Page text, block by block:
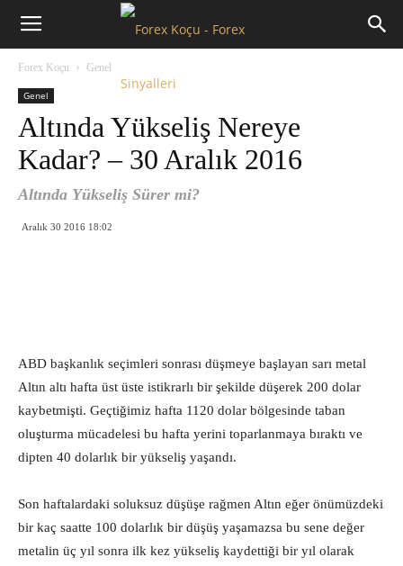
Forex
Forex Koçu Genel
Genel
Altında Yükseliş Nereye
Kadar? – 30 Aralık 2016
Altında Yükseliş Sürer mi?
Aralık 30 2016 18:02
ABD başkanlık seçimleri sonrası düşmeye başlayan sarı metal
Altın altı hafta üst üste istikrarlı bir şekilde düşerek 200 dolar
kaybetmişti. Geçtiğimiz hafta 1120 dolar bölgesinde taban
oluşturma mücadelesi bu hafta yerini toparlanmaya bıraktı ve
dipten 40 dolarlık bir yükseliş yaşandı.
Son haftalardaki soluksuz düşüşe rağmen Altın eğer önümüzdeki
bir kaç saatte 100 dolarlık bir düşüş yaşamazsa bu sene değer
metalin üç yıl sonra ilk kez yükseliş kaydettiği bir yıl olarak